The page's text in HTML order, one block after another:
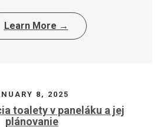
Learn More →
8, 2025
toalety v paneláku a jej
plánovanie